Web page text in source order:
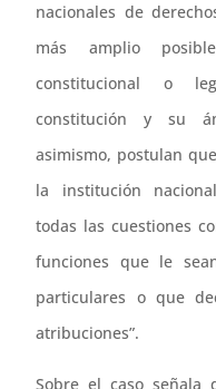
nacionales de
más amplio
constitucional o
constitución y su
asimismo, postulan
la institución
todas las cuestiones
funciones que le
particulares o que
atribuciones”.
Sobre el caso señala